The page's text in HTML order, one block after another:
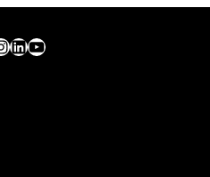
linkedin – ville de seraing YouTube